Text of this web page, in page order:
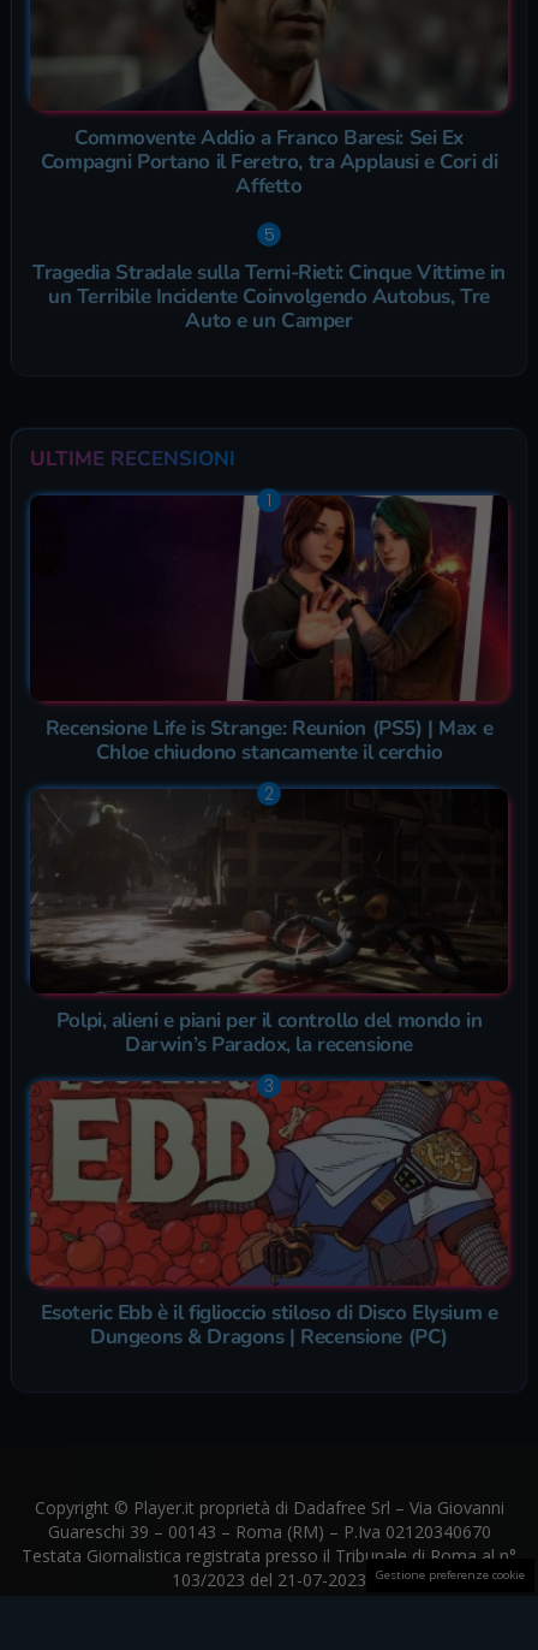
Commovente Addio a Franco Baresi: Sei Ex
Compagni Portano il Feretro, tra Applausi e Cori di
Affetto
Tragedia Stradale sulla Terni-Rieti: Cinque Vittime in
un Terribile Incidente Coinvolgendo Autobus, Tre
Auto e un Camper
ULTIME RECENSIONI
Recensione Life is Strange: Reunion (PS5) | Max e
Chloe chiudono stancamente il cerchio
Polpi, alieni e piani per il controllo del mondo in
Darwin’s Paradox, la recensione
Esoteric Ebb è il figlioccio stiloso di Disco Elysium e
Dungeons & Dragons | Recensione (PC)
Copyright © Player.it proprietà di Dadafree Srl – Via Giovanni
Guareschi 39 – 00143 – Roma (RM) – P.Iva 02120340670
Testata Giornalistica registrata presso il Tribunale di Roma al n°
103/2023 del 21-07-2023
Gestione preferenze cookie